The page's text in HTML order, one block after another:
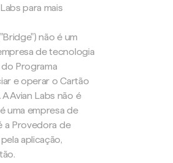
para mais
não é um
de tecnologia
Programa
e operar o Cartão
Avian Labs não é
uma empresa de
a Provedora de
aplicação,